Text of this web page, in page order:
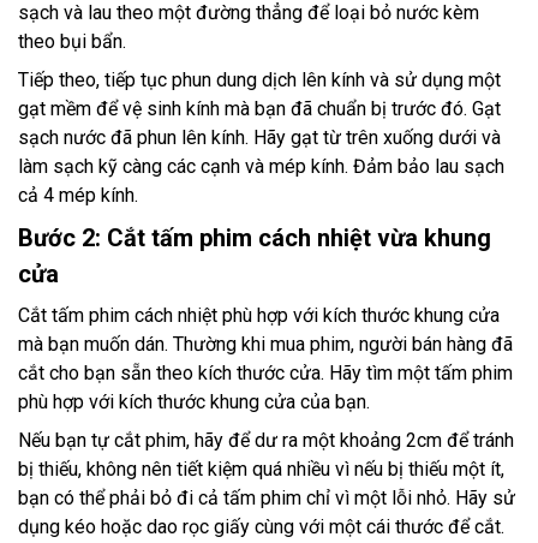
sạch và lau theo một đường thẳng để loại bỏ nước kèm
theo bụi bẩn.
Tiếp theo, tiếp tục phun dung dịch lên kính và sử dụng một
gạt mềm để vệ sinh kính mà bạn đã chuẩn bị trước đó. Gạt
sạch nước đã phun lên kính. Hãy gạt từ trên xuống dưới và
làm sạch kỹ càng các cạnh và mép kính. Đảm bảo lau sạch
cả 4 mép kính.
Bước 2: Cắt tấm phim cách nhiệt vừa khung
cửa
Cắt tấm phim cách nhiệt phù hợp với kích thước khung cửa
mà bạn muốn dán. Thường khi mua phim, người bán hàng đã
cắt cho bạn sẵn theo kích thước cửa. Hãy tìm một tấm phim
phù hợp với kích thước khung cửa của bạn.
Nếu bạn tự cắt phim, hãy để dư ra một khoảng 2cm để tránh
bị thiếu, không nên tiết kiệm quá nhiều vì nếu bị thiếu một ít,
bạn có thể phải bỏ đi cả tấm phim chỉ vì một lỗi nhỏ. Hãy sử
dụng kéo hoặc dao rọc giấy cùng với một cái thước để cắt.